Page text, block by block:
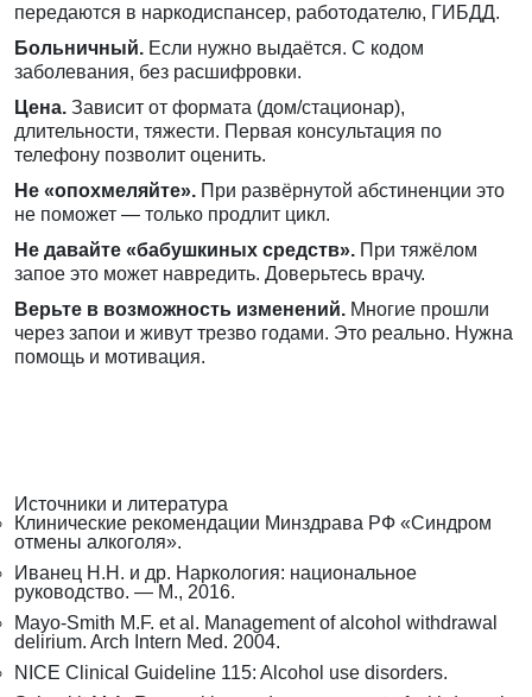
передаются в наркодиспансер, работодателю, ГИБДД.
Больничный. Если нужно выдаётся. С кодом
заболевания, без расшифровки.
Цена. Зависит от формата (дом/стационар),
длительности, тяжести. Первая консультация по
телефону позволит оценить.
Не «опохмеляйте». При развёрнутой абстиненции это
не поможет — только продлит цикл.
Не давайте «бабушкиных средств». При тяжёлом
запое это может навредить. Доверьтесь врачу.
Верьте в возможность изменений. Многие прошли
через запои и живут трезво годами. Это реально. Нужна
помощь и мотивация.
Источники и литература
Клинические рекомендации Минздрава РФ «Синдром
отмены алкоголя».
Иванец Н.Н. и др. Наркология: национальное
руководство. — М., 2016.
Mayo-Smith M.F. et al. Management of alcohol withdrawal
delirium. Arch Intern Med. 2004.
NICE Clinical Guideline 115: Alcohol use disorders.